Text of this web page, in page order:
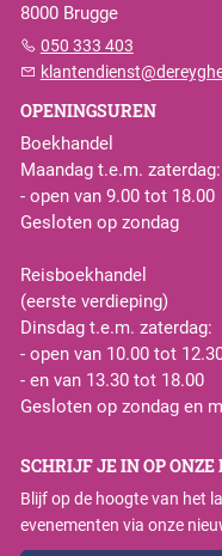
8000 Brugge
050 333 403
OPENINGSUREN
Boekhandel
Maandag t.e.m. zaterdag:
- open van 9.00 tot 18.00
Gesloten op zondag
Reisboekhandel
(eerste verdieping)
Dinsdag t.e.m. zaterdag:
- open van 10.00 tot
- en van 13.30 tot 18.00
Gesloten op zondag en
SCHRIJF JE IN OP
Blijf op de hoogte van het
evenementen via onze